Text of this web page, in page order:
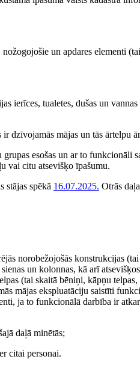
un apdares elementi
ierīces, tualetes, dušas un
dzīvojamās mājas un tās ārtelpu
esošas un ar to funkcionāli
vai citu atsevišķo īpašumu.
stājas spēkā 16.07.2025. Otrās
norobežojošās konstrukcijas
un kolonnas, kā arī
(tai skaitā bēniņi, kāpņu
mājas ekspluatāciju saistīti
ja to funkcionālā darbība ir
daļā minētās;
citai personai.